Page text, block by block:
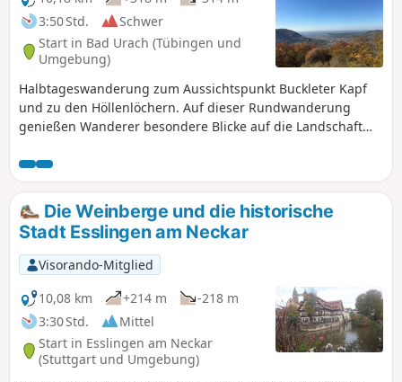
3:50 Std.
Schwer
Start in Bad Urach (Tübingen und
Umgebung)
Halbtageswanderung zum Aussichtspunkt Buckleter Kapf
und zu den Höllenlöchern. Auf dieser Rundwanderung
genießen Wanderer besondere Blicke auf die Landschaft
Kapf" sowie der "Nägelesfelsen" bieten Panoramen auf das
umliegende Ermstal, die Burgruine Hohenurach sowie das
Maisental. Das Highlight der Tour ist der Gang durch die
Höllenlöcher, eine tiefe Kluft mit klaffenden Felsspalten.
Die Weinberge und die historische
Stadt Esslingen am Neckar
Visorando-Mitglied
10,08 km
+214 m
-218 m
3:30 Std.
Mittel
Start in Esslingen am Neckar
(Stuttgart und Umgebung)